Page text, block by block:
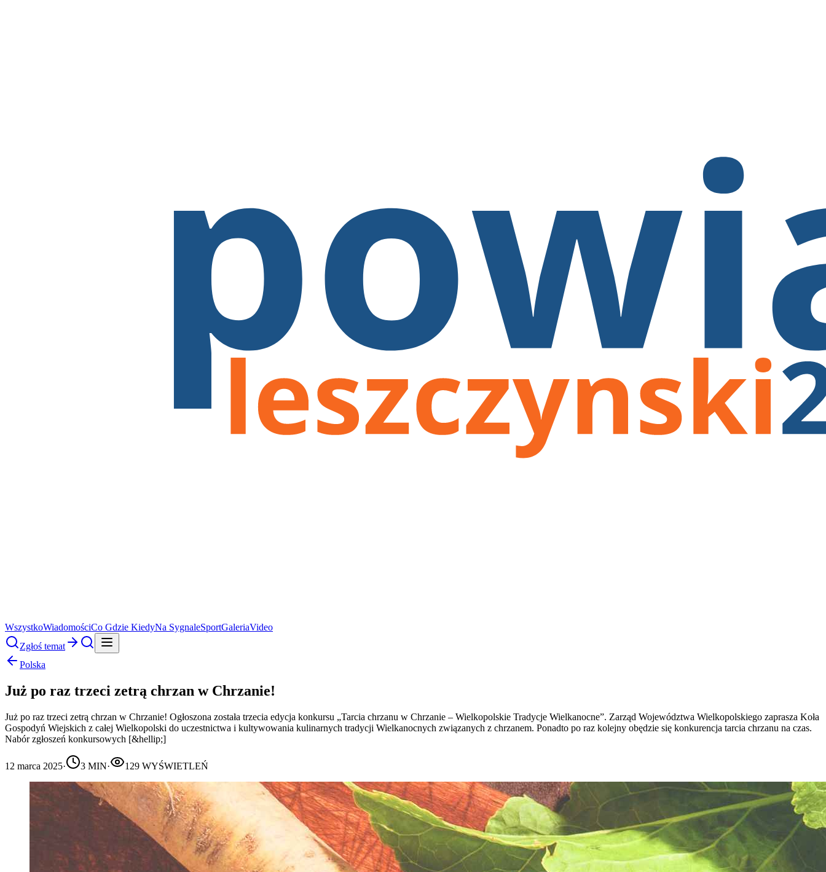
WszystkoWiadomościCo Gdzie KiedyNa SygnaleSportGaleriaVideo
Zgłoś temat
Polska
Już po raz trzeci zetrą chrzan w Chrzanie!
Już po raz trzeci zetrą chrzan w Chrzanie! Ogłoszona została trzecia edycja konkursu „Tarcia chrzanu w Chrzanie – Wielkopolskie Tradycje Wielkanocne”. Zarząd Województwa Wielkopolskiego zaprasza Koła
Gospodyń Wiejskich z całej Wielkopolski do uczestnictwa i kultywowania kulinarnych tradycji Wielkanocnych związanych z chrzanem. Ponadto po raz kolejny obędzie się konkurencja tarcia chrzanu na czas.
Nabór zgłoszeń konkursowych [&hellip;]
12 marca 2025· 3 MIN· 129 WYŚWIETLEŃ